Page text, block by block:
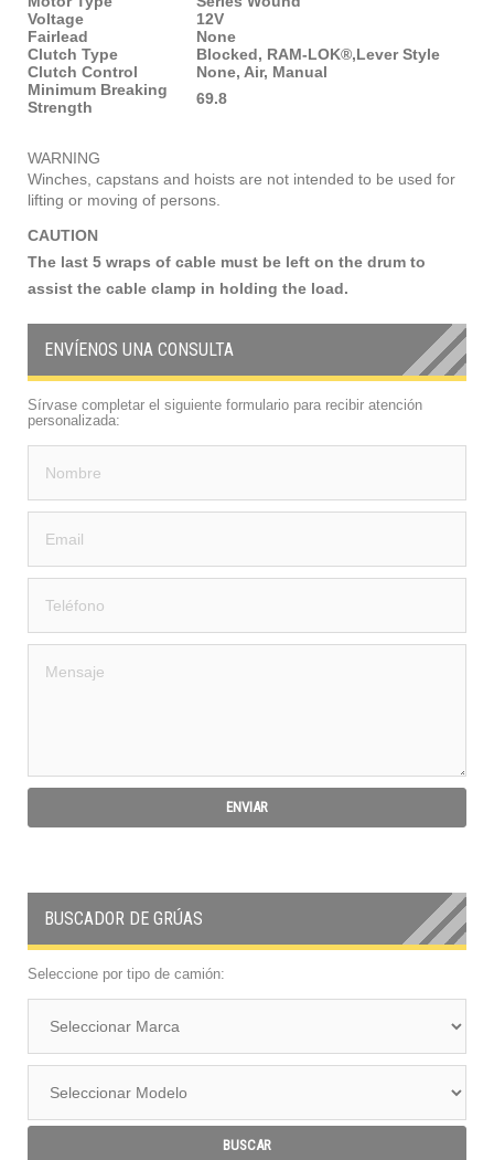
Voltage
12V
Fairlead
None
Clutch Type
Blocked, RAM-LOK®,Lever Style
Clutch Control
None, Air, Manual
Minimum Breaking
Strength
69.8
WARNING
Winches, capstans and hoists are not intended to be used for
lifting or moving of persons.
CAUTION
The last 5 wraps of cable must be left on the drum to
assist the cable clamp in holding the load.
ENVÍENOS UNA CONSULTA
Sírvase completar el siguiente formulario para recibir atención
personalizada:
BUSCADOR DE GRÚAS
Seleccione por tipo de camión: